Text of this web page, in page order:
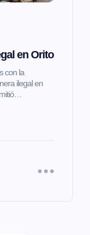
en Orito
con la
ilegal en